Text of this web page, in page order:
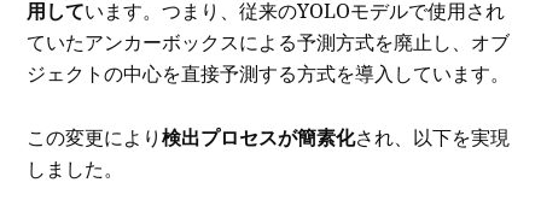
用しています。つまり、従来のYOLOモデルで使用され
ていたアンカーボックスによる予測方式を廃止し、オブ
ジェクトの中心を直接予測する方式を導入しています。
この変更により検出プロセスが簡素化され、以下を実現
しました。